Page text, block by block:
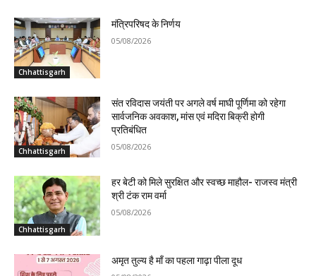
Chhattisgarh
मंत्रिपरिषद के निर्णय
05/08/2026
Chhattisgarh
संत रविदास जयंती पर अगले वर्ष माघी पूर्णिमा को रहेगा
सार्वजनिक अवकाश, मांस एवं मदिरा बिक्री होगी
प्रतिबंधित
05/08/2026
Chhattisgarh
हर बेटी को मिले सुरक्षित और स्वच्छ माहौल- राजस्व मंत्री
श्री टंक राम वर्मा
05/08/2026
अमृत तुल्य है माँ का पहला गाढ़ा पीला दूध